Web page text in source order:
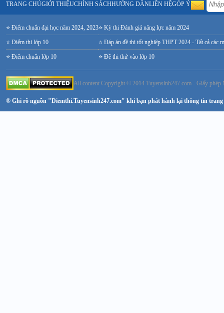
TRANG CHỦGIỚI THIỆUCHÍNH SÁCHHƯỚNG DẪNLIÊN HỆGÓP Ý
⭐ Điểm chuẩn đại học năm 2024, 2023
⭐ Điểm thi lớp 10
⭐ Điểm chuẩn lớp 10
⭐ Kỳ thi Đánh giá năng lực năm 2024
⭐ Đáp án đề thi tốt nghiệp THPT 2024 - Tất cả các
⭐ Đề thi thử vào lớp 10
All content Copyright © 2014 Tuyensinh247.com - Giấy
® Ghi rõ nguồn "Diemthi.Tuyensinh247.com" khi bạn phát hành lại thông tin trang